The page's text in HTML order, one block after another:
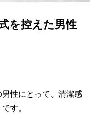
を控えた男性
性にとって、清潔感
す。